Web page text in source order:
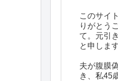
このサイ
りがとう
て。元引
と申します
夫が腹膜
き、私45